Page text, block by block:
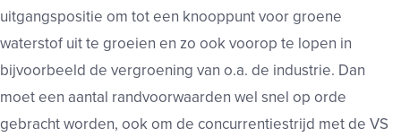
uitgangspositie om tot een knooppunt voor groene
waterstof uit te groeien en zo ook voorop te lopen in
bijvoorbeeld de vergroening van o.a. de industrie. Dan
moet een aantal randvoorwaarden wel snel op orde
gebracht worden, ook om de concurrentiestrijd met de VS